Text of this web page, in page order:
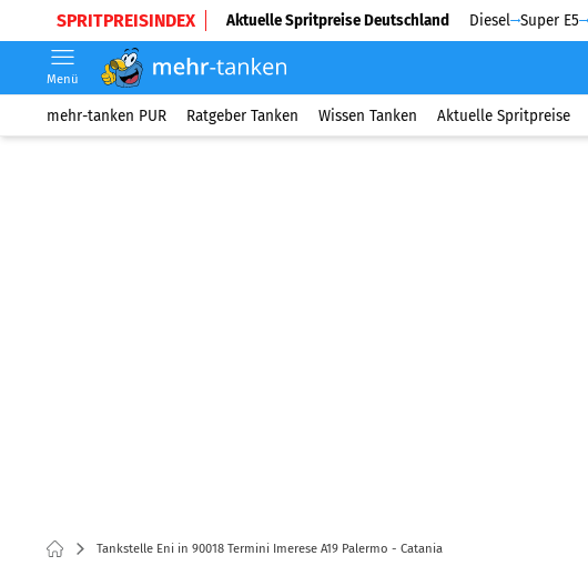
SPRITPREISINDEX Aktuelle Spritpreise Deutschland Diesel Super E5
Menü
mehr-tanken PUR Ratgeber Tanken Wissen Tanken Aktuelle Spritpreise
Tankstelle Eni in 90018 Termini Imerese A19 Palermo - Catania